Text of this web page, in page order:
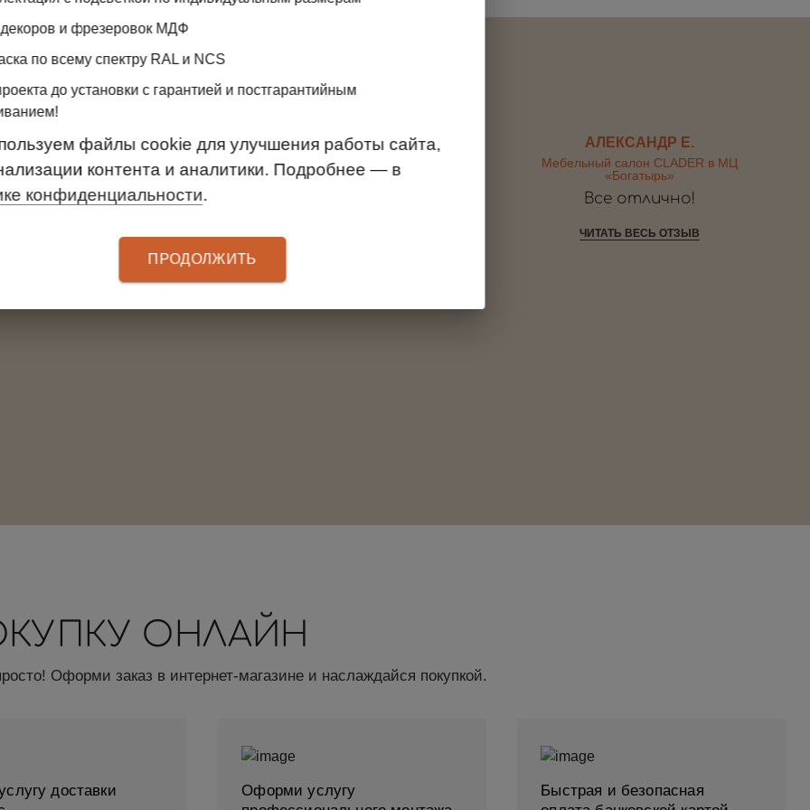
Отзывы клиентов
АРТЕМ В.
«Аквилон»
сделали.
ОЛЬГА М.
Мебельный салон CLADER в МЦ
«Аквилон»
АЛЕКСАНДР Е.
Мебельный салон CLADER в МЦ
«Богатырь»
Все отлично!
ЧИТАТЬ ВЕСЬ ОТЗЫВ
ОНЛАЙН
Оформи заказ в интернет-магазине и наслаждайся покупкой.
доставки
Оформи услугу
Быстрая и безопасная
и фрезеровок МДФ
по всему спектру RAL и NCS
до установки с гарантией и постгарантийным
файлы cookie для улучшения работы сайта,
контента и аналитики. Подробнее — в
конфиденциальности.
ПРОДОЛЖИТЬ